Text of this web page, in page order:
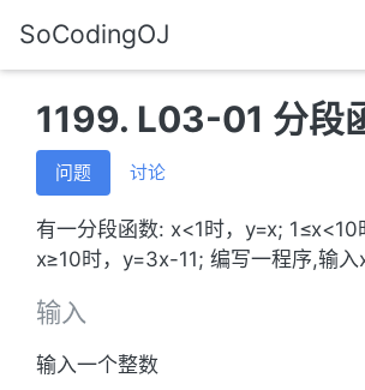
SoCodingOJ
1199. L03-01 分段
问题 讨论
有一分段函数: x<1时，y=x; 1≤x<10
x≥10时，y=3x-11; 编写一程序,输入
输入
输入一个整数